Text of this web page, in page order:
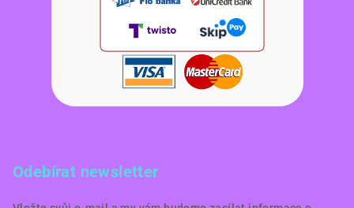
Odebírat newsletter